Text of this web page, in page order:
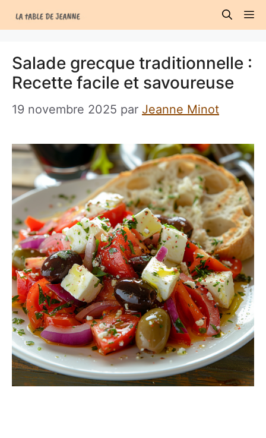
au
Salade grecque traditionnelle :
Recette facile et savoureuse
19 novembre 2025 par Jeanne Minot